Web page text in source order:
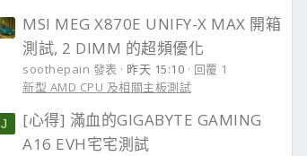
MSI MEG X870E UNIFY-X MAX 開箱
測試, 2 DIMM 的超頻優化
soothepain 發表 昨天 15:10
回覆 1
新型 AMD CPU 及相關主板測試
J
[心得] 滿血的GIGABYTE GAMING
A16 EVH宅宅測試